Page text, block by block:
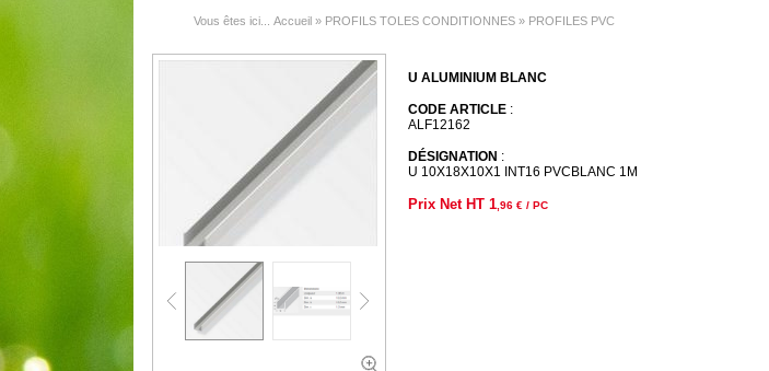
Vous êtes ici... Accueil » PROFILS TOLES CONDITIONNES » PROFILES PVC
U ALUMINIUM BLANC
CODE ARTICLE :
ALF12162
DÉSIGNATION :
U 10X18X10X1 INT16 PVCBLANC 1M
Prix Net HT 1 ,96 € / PC